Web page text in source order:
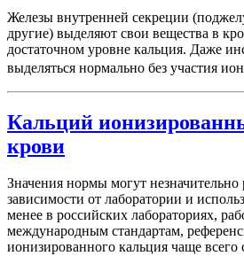
Железы внутренней секреции
другие) выделяют свои вещества в
достаточном уровне кальция. Даже
выделяться нормально без участия
Кальций
крови
Значения нормы могут незначительно
зависимости от лаборатории и
менее в российских лабораториях,
международным стандартам,
ионизированного кальция чаще